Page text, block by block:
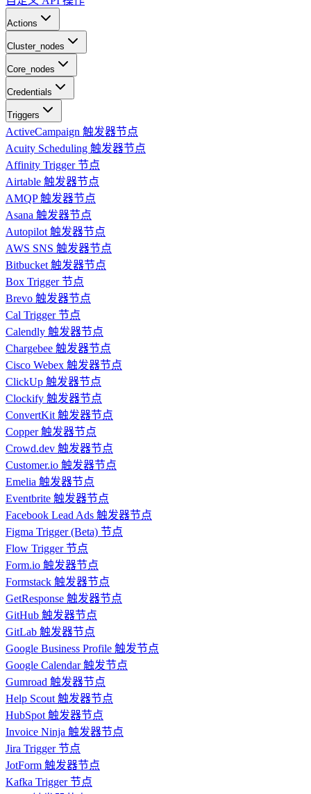
Actions
Cluster_nodes
Core_nodes
Credentials
Triggers
ActiveCampaign 触发器节点
Acuity Scheduling 触发器节点
Affinity Trigger 节点
Airtable 触发器节点
AMQP 触发器节点
Asana 触发器节点
Autopilot 触发器节点
AWS SNS 触发器节点
Bitbucket 触发器节点
Box Trigger 节点
Brevo 触发器节点
Cal Trigger 节点
Calendly 触发器节点
Chargebee 触发器节点
Cisco Webex 触发器节点
ClickUp 触发器节点
Clockify 触发器节点
ConvertKit 触发器节点
Copper 触发器节点
Crowd.dev 触发器节点
Customer.io 触发器节点
Emelia 触发器节点
Eventbrite 触发器节点
Facebook Lead Ads 触发器节点
Figma Trigger (Beta) 节点
Flow Trigger 节点
Form.io 触发器节点
Formstack 触发器节点
GetResponse 触发器节点
GitHub 触发器节点
GitLab 触发器节点
Google Business Profile 触发节点
Google Calendar 触发节点
Gumroad 触发器节点
Help Scout 触发器节点
HubSpot 触发器节点
Invoice Ninja 触发器节点
Jira Trigger 节点
JotForm 触发器节点
Kafka Trigger 节点